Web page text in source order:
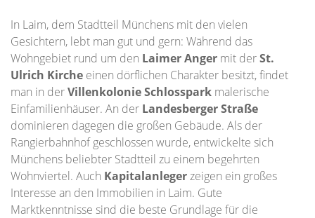
In Laim, dem Stadtteil Münchens mit den vielen
Gesichtern, lebt man gut und gern: Während das
Wohngebiet rund um den Laimer Anger mit derSt.
Ulrich Kirche einen dörflichen Charakter besitzt, findet
man in derVillenkolonie Schlosspark malerische
Einfamilienhäuser. An der Landesberger Straße
dominieren dagegen die großen Gebäude. Als der
Rangierbahnhof geschlossen wurde, entwickelte sich
Münchens beliebter Stadtteil zu einem begehrten
Wohnviertel. Auch Kapitalanlegerzeigen ein großes
Interesse an den Immobilien in Laim. Gute
Marktkenntnisse sind die beste Grundlage für die